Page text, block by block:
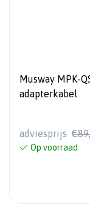
Musway MPK-
adapterkabel
adviesprijs
Op voorraad